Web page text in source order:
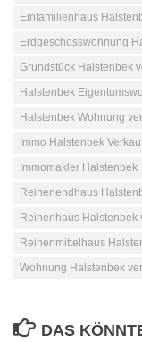
Einfamilienhaus
Erdgeschosswohnung
Grundstück Halstenbek
Halstenbek
Halstenbek Wohnung
Immo Halstenbek
Immomakler Halstenbek
Reihenendhaus
Reihenhaus Halstenbek
Reihenmittelhaus
Wohnung Halstenbek
DAS